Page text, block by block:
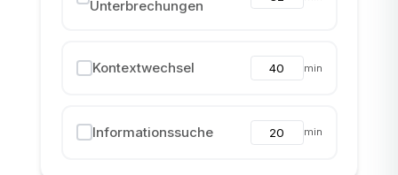
Unterbrechungen
Kontextwechsel min
Informationssuche min